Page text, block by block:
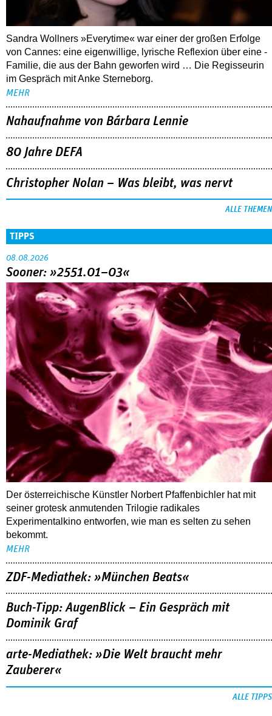
Sandra Wollners »Everytime« war einer der großen Erfolge
von Cannes: eine eigenwillige, lyrische Reflexion über eine ­
Familie, die aus der Bahn geworfen wird … Die Regisseurin
im Gespräch mit Anke Sterneborg.
MEHR
Nahaufnahme von Bárbara Lennie
80 Jahre DEFA
Christopher Nolan – Was bleibt, was nervt
ALLE THEMEN
TIPPS
08.08.2026
Sooner: »2551.01–03«
Der österreichische Künstler Norbert Pfaffenbichler hat mit
seiner grotesk anmutenden Trilogie radikales
Experimentalkino entworfen, wie man es selten zu sehen
bekommt.
MEHR
ZDF-Mediathek: »München Beats«
Buch-Tipp: AugenBlick – Ein Gespräch mit
Dominik Graf
arte-Mediathek: »Die Welt braucht mehr
Zauberer«
ALLE TIPPS